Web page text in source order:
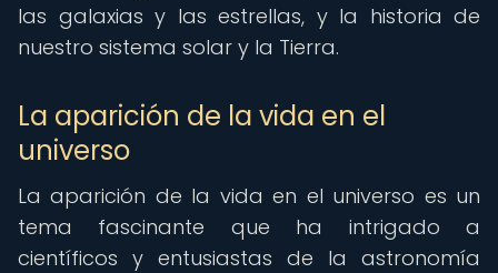
las galaxias y las estrellas, y la historia de
nuestro sistema solar y la Tierra.
La aparición de la vida en el
universo
La aparición de la vida en el universo es un
tema fascinante que ha intrigado a
científicos y entusiastas de la astronomía